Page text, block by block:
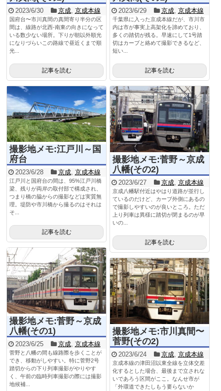
2023/6/30 京成, 京成本線
国府台〜市川真間の真間寄り半分の区
間は、線路が北西-南東の向きになって
いる数少ない場所。下りが朝以外順光
になりづらいこの路線で昼近くまで順
光...
記事を読む
2023/6/29 京成, 京成本線
千葉県に入った京成本線だが、市川市
内は市が事実上高架化を諦めており、
多くの踏切が残る。早速にして1号踏
切はカーブと絡めて撮影できるなど、
短い...
記事を読む
撮影地メモ:江戸川～国
府台
2023/6/28 京成, 京成本線
江戸川と国府台の間は、95%江戸川橋
梁、残りが両岸の取付部で構成され、
つまり橋の脇からの撮影などは実質無
理。堤防や市川橋から撮るのはそれは
そ...
記事を読む
撮影地メモ:菅野～京成
八幡(その2)
2023/6/27 京成, 京成本線
京成八幡駅付近はやはり道路が並行し
ているのだけど、カーブ外側にあるの
で撮影しやすいのが良いところ。ただ
上り列車は異様に踏切が閉まるのが早
いの...
記事を読む
撮影地メモ:菅野～京成
八幡(その1)
2023/6/25 京成, 京成本線
菅野と八幡の間も線路際を歩くことが
でき、移動がしやすい。特に菅野2号
踏切からの下り列車撮影がやりやす
く、午前の臨時列車撮影の際には撮影
地候補...
撮影地メモ:市川真間〜
菅野(その2)
2023/6/24 京成, 京成本線
京成本線の津田沼以東全線を立体交差
化するとした場合、最後まで立されな
いであろう区間がここ。なんせ市が
「外環道できたしもう要らないか